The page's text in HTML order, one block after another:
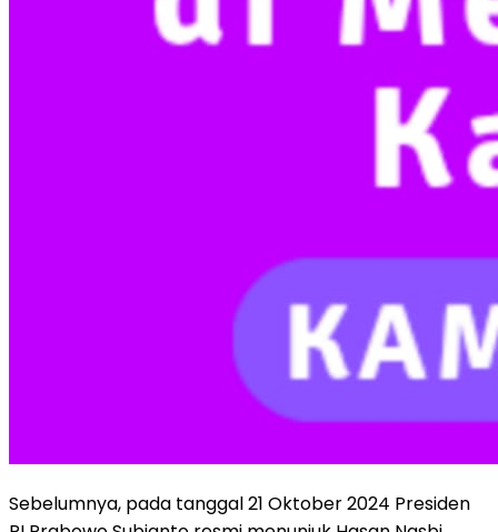
Sebelumnya, pada tanggal 21 Oktober 2024 Presiden